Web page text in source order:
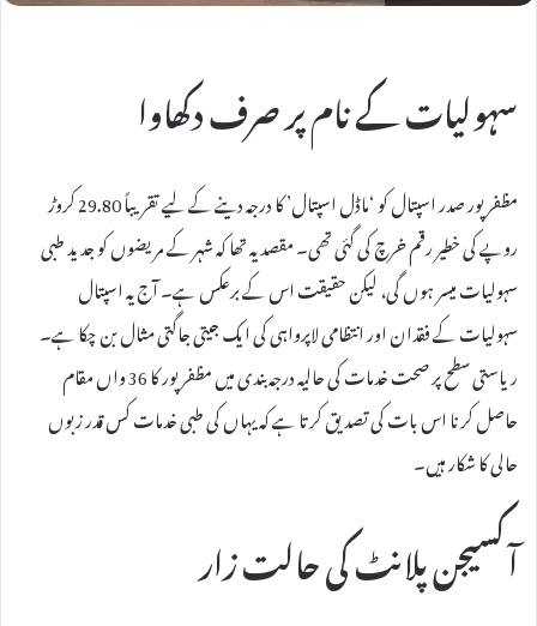
سہولیات کے نام پر صرف دکھاوا
مظفرپور صدر اسپتال کو ‘ماڈل اسپتال’ کا درجہ دینے کے لیے تقریباً 29.80 کروڑ
روپے کی خطیر رقم خرچ کی گئی تھی۔ مقصد یہ تھا کہ شہر کے مریضوں کو جدید طبی
سہولیات میسر ہوں گی، لیکن حقیقت اس کے برعکس ہے۔ آج یہ اسپتال
سہولیات کے فقدان اور انتظامی لاپرواہی کی ایک جیتی جاگتی مثال بن چکا ہے۔
ریاستی سطح پر صحت خدمات کی حالیہ درجہ بندی میں مظفرپور کا 36 واں مقام
حاصل کرنا اس بات کی تصدیق کرتا ہے کہ یہاں کی طبی خدمات کس قدر زبوں
حالی کا شکار ہیں۔
آکسیجن پلانٹ کی حالت زار